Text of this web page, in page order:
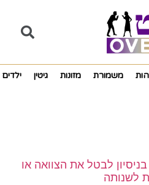
משמורת מזונות גיטין ילדים
לבטל את הצוואה או
לשנותה